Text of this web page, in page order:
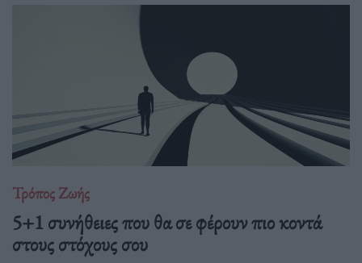
Τρόπος Ζωής
5+1 συνήθειες που θα σε φέρουν πιο κοντά
στους στόχους σου